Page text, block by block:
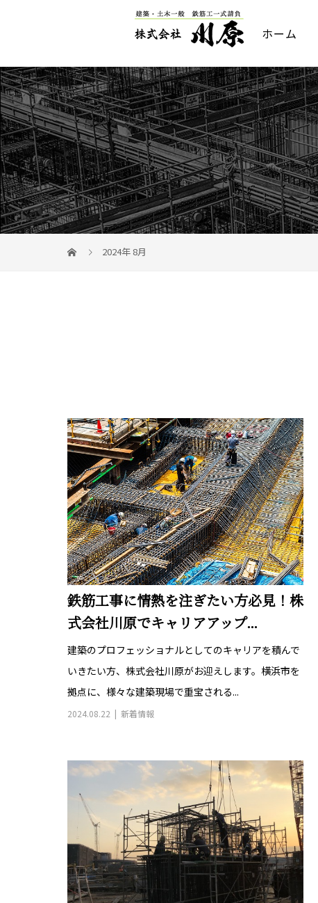
ホーム
2024年 8月
鉄筋工事に情熱を注ぎたい方必見！株
式会社川原でキャリアアップ...
建築のプロフェッショナルとしてのキャリアを積んで
いきたい方、株式会社川原がお迎えします。横浜市を
拠点に、様々な建築現場で重宝される...
2024.08.22 新着情報